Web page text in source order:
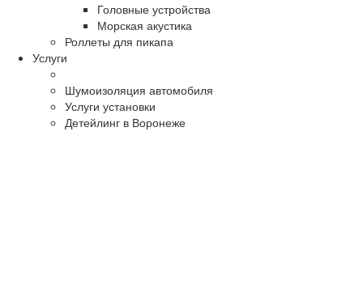
Головные устройства
Морская акустика
Роллеты для пикапа
Услуги
Шумоизоляция автомобиля
Услуги установки
Детейлинг в Воронеже